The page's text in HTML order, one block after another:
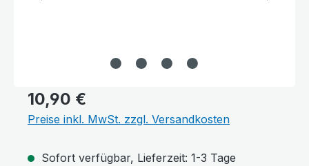
10,90 €
Preise inkl. MwSt. zzgl. Versandkosten
Sofort verfügbar, Lieferzeit: 1-3 Tage